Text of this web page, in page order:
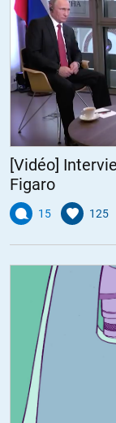
[Vidéo]
Figaro
15 125